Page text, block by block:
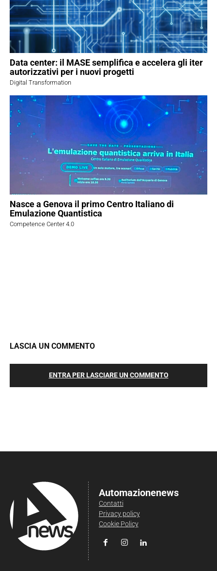
Data center: il MASE semplifica e accelera gli iter
autorizzativi per i nuovi progetti
Digital Transformation
Nasce a Genova il primo Centro Italiano di
Emulazione Quantistica
Competence Center 4.0
LASCIA UN COMMENTO
ENTRA PER LASCIARE UN COMMENTO
Automazionenews
Contatti
Privacy policy
Cookie Policy